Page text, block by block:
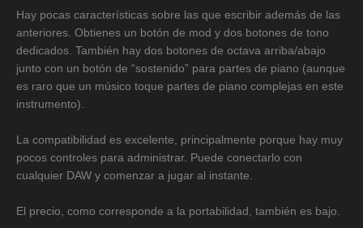
Hay pocas características sobre las que escribir además de las
anteriores. Obtienes un botón de mod y dos botones de tono
dedicados. También hay dos botones de octava arriba/abajo
junto con un botón de “sostenido” para partes de piano (aunque
es raro que un músico toque partes de piano complejas en este
instrumento).
La compatibilidad es excelente, principalmente porque hay muy
pocos controles para administrar. Puede conectarlo con
cualquier DAW y comenzar a jugar al instante.
El precio, como corresponde a la portabilidad, también es bajo.